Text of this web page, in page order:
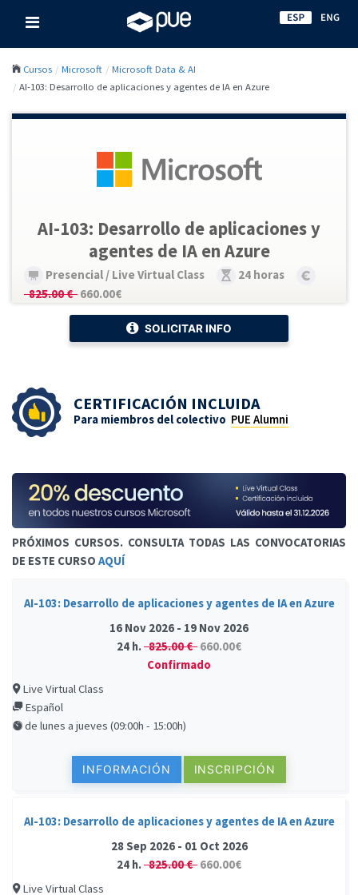
Cursos Microsoft
Microsoft Data & AI
AI-103: Desarrollo de aplicaciones y agentes de IA en Azure
AI-103: Desarrollo de aplicaciones y
agentes de IA en Azure
Presencial / Live Virtual Class
24 horas
825.00 € 660.00€
SOLICITAR INFO
CERTIFICACIÓN INCLUIDA
Para miembros del colectivo PUE Alumni
PRÓXIMOS CURSOS. CONSULTA TODAS LAS CONVOCATORIAS
DE ESTE CURSO AQUÍ
AI-103: Desarrollo de aplicaciones y agentes de IA en Azure
16 Nov 2026 - 19 Nov 2026
24 h.825.00 € 660.00€
Confirmado
Live Virtual Class
Español
de lunes a jueves (09:00h - 15:00h)
INFORMACIÓN INSCRIPCIÓN
AI-103: Desarrollo de aplicaciones y agentes de IA en Azure
28 Sep 2026 - 01 Oct 2026
24 h.825.00 € 660.00€
Live Virtual Class